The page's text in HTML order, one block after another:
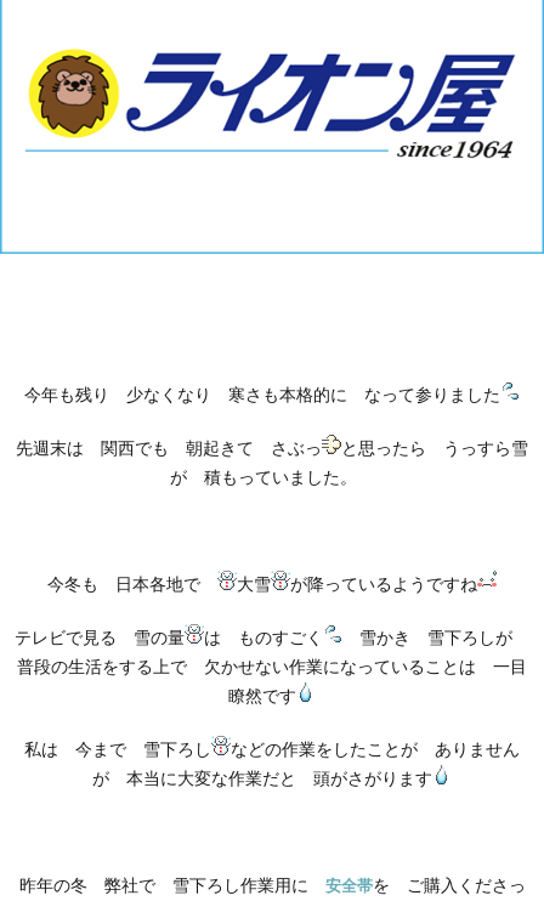
今年も残り 少なくなり 寒さも本格的に なって参りました
先週末は 関西でも 朝起きて さぶっ
と思ったら うっすら雪
が 積もっていました。
今冬も 日本各地で 大雪 が降っているようですね
テレビで見る 雪の量 は ものすごく
雪かき 雪下ろしが
普段の生活をする上で 欠かせない作業になっていることは 一目
瞭然です
私は 今まで 雪下ろし
などの作業をしたことが ありません
が 本当に大変な作業だと 頭がさがります
昨年の冬 弊社で 雪下ろし作業用に 安全帯を ご購入くださっ